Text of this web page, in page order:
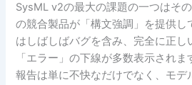
SysML v2の最大の課題の一つはそ
の競合製品が「構文強調」を提供し
はしばしばバグを含み、完全に正し
「エラー」の下線が多数表示され
報告は単に不快なだけでなく、モデ